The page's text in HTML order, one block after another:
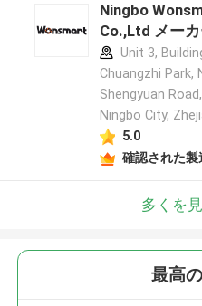
Ningbo
Co.,Ltd メー
Unit 3,
Chuangzhi Park,
Shengyuan
Ningbo City,
5.0
確認された製
多くを
最高